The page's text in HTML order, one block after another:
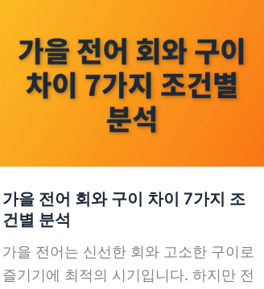
가을 전어 회와 구이 차이 7가지 조
건별 분석
가을 전어는 신선한 회와 고소한 구이로
즐기기에 최적의 시기입니다. 하지만 전